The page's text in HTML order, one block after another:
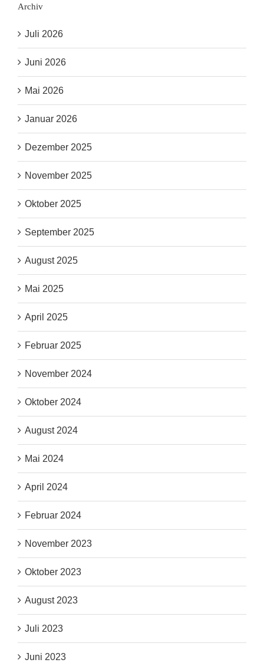
Archiv
Juli 2026
Juni 2026
Mai 2026
Januar 2026
Dezember 2025
November 2025
Oktober 2025
September 2025
August 2025
Mai 2025
April 2025
Februar 2025
November 2024
Oktober 2024
August 2024
Mai 2024
April 2024
Februar 2024
November 2023
Oktober 2023
August 2023
Juli 2023
Juni 2023